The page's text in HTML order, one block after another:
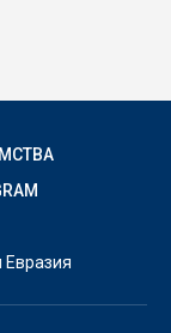
Евразия